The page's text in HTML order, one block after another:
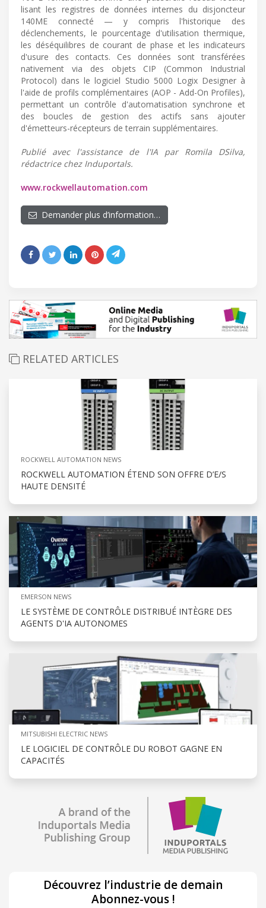
lisant les registres de données internes du disjoncteur
140ME connecté — y compris l'historique des
déclenchements, le pourcentage d'utilisation thermique,
les déséquilibres de courant de phase et les indicateurs
d'usure des contacts. Ces données sont transférées
nativement via des objets CIP (Common Industrial
Protocol) dans le logiciel Studio 5000 Logix Designer à
l'aide de profils complémentaires (AOP - Add-On Profiles),
permettant un contrôle d'automatisation synchrone et
des boucles de gestion des actifs sans ajouter
d'émetteurs-récepteurs de terrain supplémentaires.
Publié avec l'assistance de l'IA par Romila DSilva,
rédactrice chez Induportals.
www.rockwellautomation.com
Demander plus d’information…
RELATED ARTICLES
ROCKWELL AUTOMATION NEWS
ROCKWELL AUTOMATION ÉTEND SON OFFRE D’E/S
HAUTE DENSITÉ
EMERSON NEWS
LE SYSTÈME DE CONTRÔLE DISTRIBUÉ INTÈGRE DES
AGENTS D'IA AUTONOMES
MITSUBISHI ELECTRIC NEWS
LE LOGICIEL DE CONTRÔLE DU ROBOT GAGNE EN
CAPACITÉS
Découvrez l’industrie de demain
Abonnez-vous !